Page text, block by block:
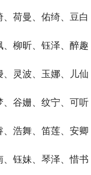
荷曼、佑绮、豆白
柳昕、钰泽、醉趣
灵波、玉娜、儿仙
谷姗、纹宁、可听
浩舞、笛莲、安卿
钰妹、琴泽、惜书